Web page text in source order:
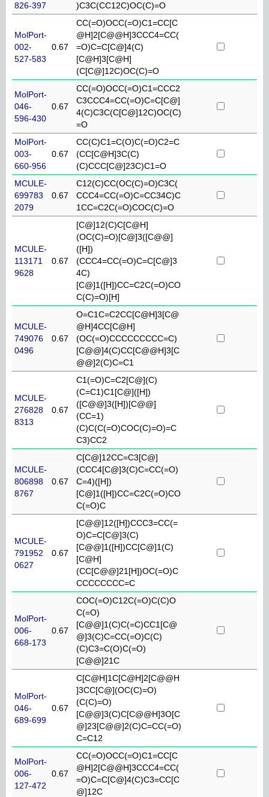
826-397
)C3C(CC12C)OC(C)=O
MolPort-
002-
527-583
0.67
CC(=O)OCC(=O)C1=CC[C
@H]2[C@@H]3CCC4=CC(
=O)C=C[C@]4(C)
[C@H]3[C@H]
(C[C@]12C)OC(C)=O
MolPort-
046-
596-430
0.67
CC(=O)OCC(=O)C1=CCC2
C3CCC4=CC(=O)C=C[C@]
4(C)C3C(C[C@]12C)OC(C)
=O
MolPort-
003-
660-956
0.67
CC(C)C1=C(O)C(=O)C2=C
(CC[C@H]3C(C)
(C)CCC[C@]23C)C1=O
MCULE-
699783
2079
0.67
C12(C)CC(OC(C)=O)C3C(
CCC4=CC(=O)C=CC34C)C
1CC=C2C(=O)COC(C)=O
MCULE-
113171
9628
0.67
[C@]12(C)C[C@H]
(OC(C)=O)[C@]3([C@@]
([H])
(CCC4=CC(=O)C=C[C@]3
4C)
[C@]1([H])CC=C2C(=O)CO
C(C)=O)[H]
MCULE-
749076
0496
0.67
O=C1C=C2CC[C@H]3[C@
@H]4CC[C@H]
(OC(=O)CCCCCCCCC=C)
[C@@]4(C)CC[C@@H]3[C
@@]2(C)C=C1
MCULE-
276828
8313
0.67
C1(=O)C=C2[C@](C)
(C=C1)C1[C@]([H])
([C@@]3([H])[C@@]
(CC=1)
(C)C(C(=O)COC(C)=O)=C
C3)CC2
MCULE-
806898
8767
0.67
C[C@]12CC=C3[C@]
(CCC4[C@]3(C)C=CC(=O)
C=4)([H])
[C@]1([H])CC=C2C(=O)CO
C(=O)C
MCULE-
791952
0627
0.67
[C@@]12([H])CCC3=CC(=
O)C=C[C@]3(C)
[C@@]1([H])CC[C@]1(C)
[C@H]
(CC[C@@]21[H])OC(=O)C
CCCCCCCC=C
MolPort-
006-
668-173
0.67
COC(=O)C12C(=O)C(C)O
C(=O)
[C@@]1(C)C(=C)CC1[C@
@]3(C)C=CC(=O)C(C)
(C)C3=C(O)C(=O)
[C@@]21C
MolPort-
046-
689-699
0.67
C[C@H]1C[C@H]2[C@@H
]3CC[C@](OC(C)=O)
(C(C)=O)
[C@@]3(C)C[C@@H]3O[C
@]23[C@@]2(C)C=CC(=O)
C=C12
MolPort-
006-
127-472
0.67
CC(=O)OCC(=O)C1=CC[C
@H]2[C@@H]3CCC4=CC(
=O)C=C[C@]4(C)C3=CC[C
@]12C